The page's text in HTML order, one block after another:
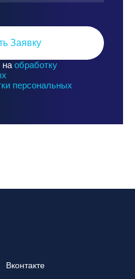
Заявку
на обработку
персональных
Вконтакте